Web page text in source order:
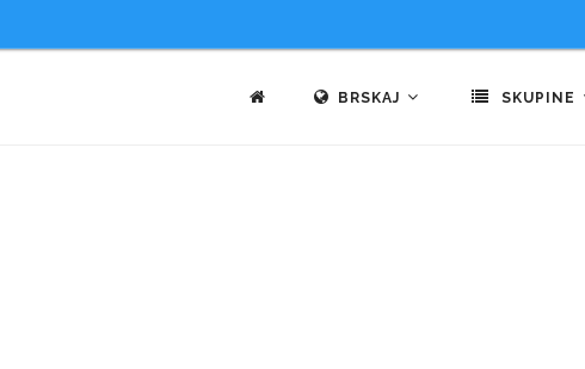
BRSKAJ SKUPINE